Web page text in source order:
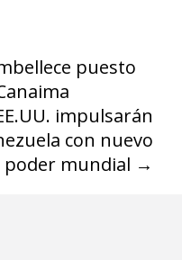
puesto
impulsarán
con nuevo
poder mundial →